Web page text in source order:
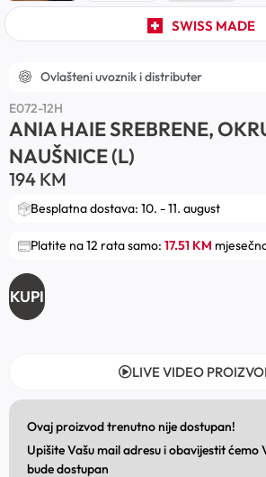
SWISS MADE
Ovlašteni uvoznik i distributer
E072-12H
ANIA HAIE SREBRENE,
NAUŠNICE (L)
194 KM
Besplatna dostava: 10. - 11. august
Platite na 12 rata samo: 17.51 KM
KUPI
LIVE VIDEO
Ovaj proizvod trenutno nije dostupan!
Upišite Vašu mail adresu i obavijestit ćemo
bude dostupan